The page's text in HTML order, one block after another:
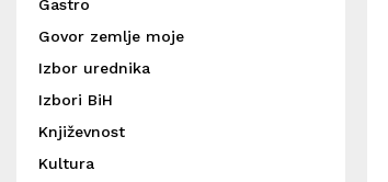
Gastro
Govor zemlje moje
Izbor urednika
Izbori BiH
Književnost
Kultura